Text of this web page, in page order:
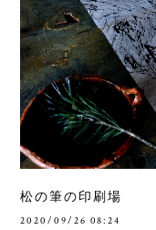
松の筆の印刷場
2020/09/26 08:24